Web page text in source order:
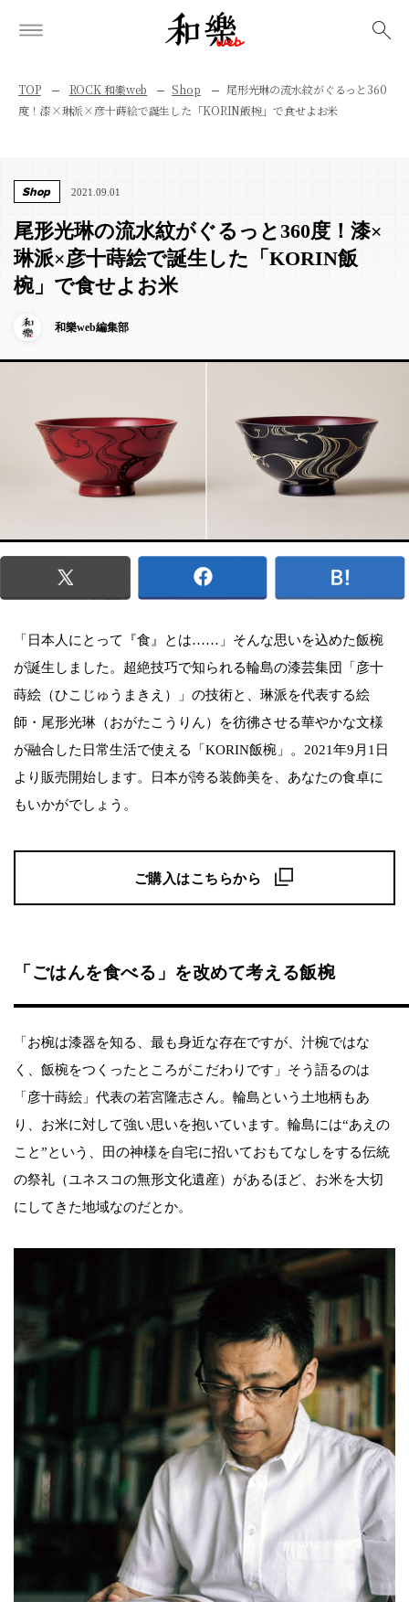
TOP ROCK 和樂web Shop
尾形光琳の流水紋がぐるっと360
度！漆×琳派×彦十蒔絵で誕生した「KORIN飯椀」で食せよお米
Shop 2021.09.01
尾形光琳の流水紋がぐるっと360度！漆×
琳派×彦十蒔絵で誕生した「KORIN飯
椀」で食せよお米
和樂web編集部
「日本人にとって『食』とは……」そんな思いを込めた飯椀
が誕生しました。超絶技巧で知られる輪島の漆芸集団「彦十
蒔絵（ひこじゅうまきえ）」の技術と、琳派を代表する絵
師・尾形光琳（おがたこうりん）を彷彿させる華やかな文様
が融合した日常生活で使える「KORIN飯椀」。2021年9月1日
より販売開始します。日本が誇る装飾美を、あなたの食卓に
もいかがでしょう。
ご購入はこちらから
「ごはんを食べる」を改めて考える飯椀
「お椀は漆器を知る、最も身近な存在ですが、汁椀ではな
く、飯椀をつくったところがこだわりです」そう語るのは
「彦十蒔絵」代表の若宮隆志さん。輪島という土地柄もあ
り、お米に対して強い思いを抱いています。輪島には“あえの
こと”という、田の神様を自宅に招いておもてなしをする伝統
の祭礼（ユネスコの無形文化遺産）があるほど、お米を大切
にしてきた地域なのだとか。